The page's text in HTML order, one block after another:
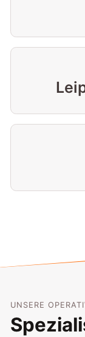
UNSERE